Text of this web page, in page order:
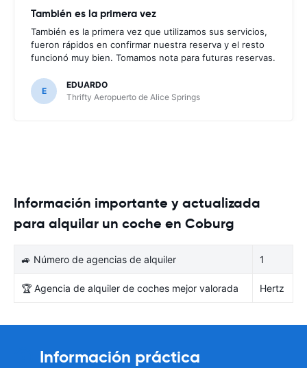
También es la primera vez
También es la primera vez que utilizamos sus servicios,
fueron rápidos en confirmar nuestra reserva y el resto
funcionó muy bien. Tomamos nota para futuras reservas.
E
EDUARDO
Thrifty Aeropuerto de Alice Springs
Información importante y actualizada
para alquilar un coche en Coburg
🚙 Número de agencias de alquiler 1
🏆 Agencia de alquiler de coches mejor valorada Hertz
Información práctica